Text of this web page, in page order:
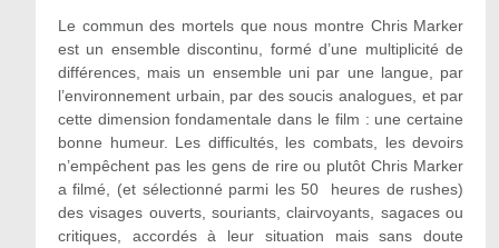
Le commun des mortels que nous montre Chris Marker
est un ensemble discontinu, formé d’une multiplicité de
différences, mais un ensemble uni par une langue, par
l’environnement urbain, par des soucis analogues, et par
cette dimension fondamentale dans le film : une certaine
bonne humeur. Les difficultés, les combats, les devoirs
n’empêchent pas les gens de rire ou plutôt Chris Marker
a filmé, (et sélectionné parmi les 50 heures de rushes)
des visages ouverts, souriants, clairvoyants, sagaces ou
critiques, accordés à leur situation mais sans doute